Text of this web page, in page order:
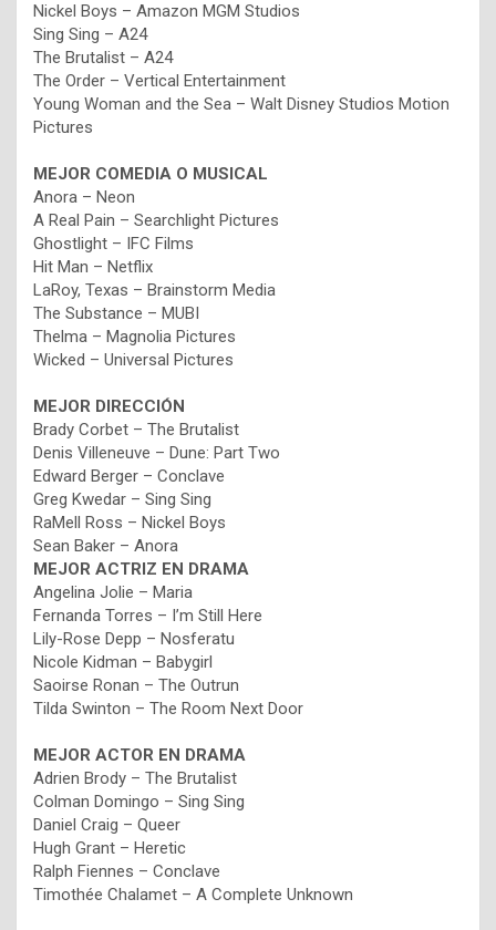
Nickel Boys – Amazon MGM Studios
Sing Sing – A24
The Brutalist – A24
The Order – Vertical Entertainment
Young Woman and the Sea – Walt Disney Studios Motion
Pictures
MEJOR COMEDIA O MUSICAL
Anora – Neon
A Real Pain – Searchlight Pictures
Ghostlight – IFC Films
Hit Man – Netflix
LaRoy, Texas – Brainstorm Media
The Substance – MUBI
Thelma – Magnolia Pictures
Wicked – Universal Pictures
MEJOR DIRECCIÓN
Brady Corbet – The Brutalist
Denis Villeneuve – Dune: Part Two
Edward Berger – Conclave
Greg Kwedar – Sing Sing
RaMell Ross – Nickel Boys
Sean Baker – Anora
MEJOR ACTRIZ EN DRAMA
Angelina Jolie – Maria
Fernanda Torres – I’m Still Here
Lily-Rose Depp – Nosferatu
Nicole Kidman – Babygirl
Saoirse Ronan – The Outrun
Tilda Swinton – The Room Next Door
MEJOR ACTOR EN DRAMA
Adrien Brody – The Brutalist
Colman Domingo – Sing Sing
Daniel Craig – Queer
Hugh Grant – Heretic
Ralph Fiennes – Conclave
Timothée Chalamet – A Complete Unknown